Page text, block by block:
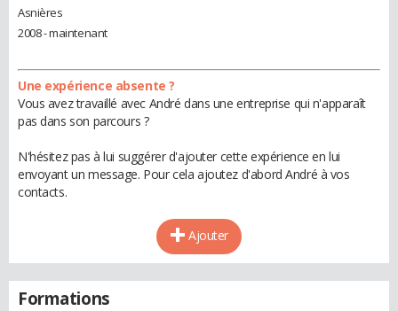
Asnières
2008 - maintenant
Une expérience absente ?
Vous avez travaillé avec André dans une entreprise qui n'apparaît
pas dans son parcours ?
N'hésitez pas à lui suggérer d'ajouter cette expérience en lui
envoyant un message. Pour cela ajoutez d'abord André à vos
contacts.
Ajouter
Formations